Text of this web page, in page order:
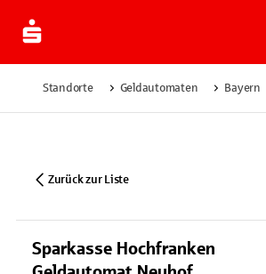
Standorte Geldautomaten Bayern
Zurück zur Liste
Sparkasse Hochfranken